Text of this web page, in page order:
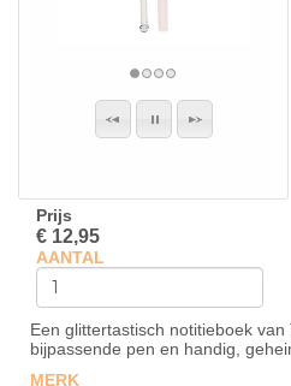
Prijs
€ 12,95
AANTAL
Een glittertastisch notitieboek
bijpassende pen en handig,
MERK